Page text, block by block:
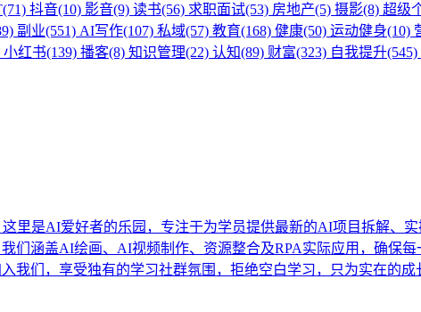
抖音(10) 影音(9) 读书(56) 求职面试(53) 房地产(5) 摄影(8) 超级
副业(551) AI写作(107) 私域(57) 教育(168) 健康(50) 运动健身(10)
小红书(139) 播客(8) 知识管理(22) 认知(89) 财富(323) 自我提升(545)
里是AI爱好者的乐园，专注于为学员提供最新的AI项目拆解、
们涵盖AI绘画、AI视频制作、资源整合及RPA实际应用，确保
我们，享受独有的学习社群氛围，拒绝空白学习，只为实在的成